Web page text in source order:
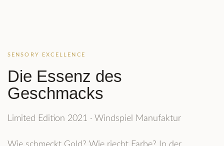
SENSORY EXCELLENCE
Die Essenz des
Geschmacks
Limited Edition 2021 · Windspiel Manufaktur